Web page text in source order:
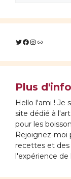
Twitter
Facebook
Instagram
Lien
Plus
Hello l'ami ! Je
site dédié à
pour les
Rejoignez-moi
recettes et
l'expérience